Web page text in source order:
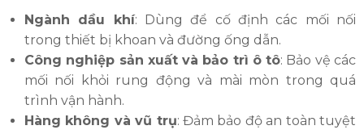
Ngành dầu khí: Dùng để cố định các mối nối
trong thiết bị khoan và đường ống dẫn.
Công nghiệp sản xuất và bảo trì ô tô: Bảo vệ các
mối nối khỏi rung động và mài mòn trong quá
trình vận hành.
Hàng không và vũ trụ: Đảm bảo độ an toàn tuyệt